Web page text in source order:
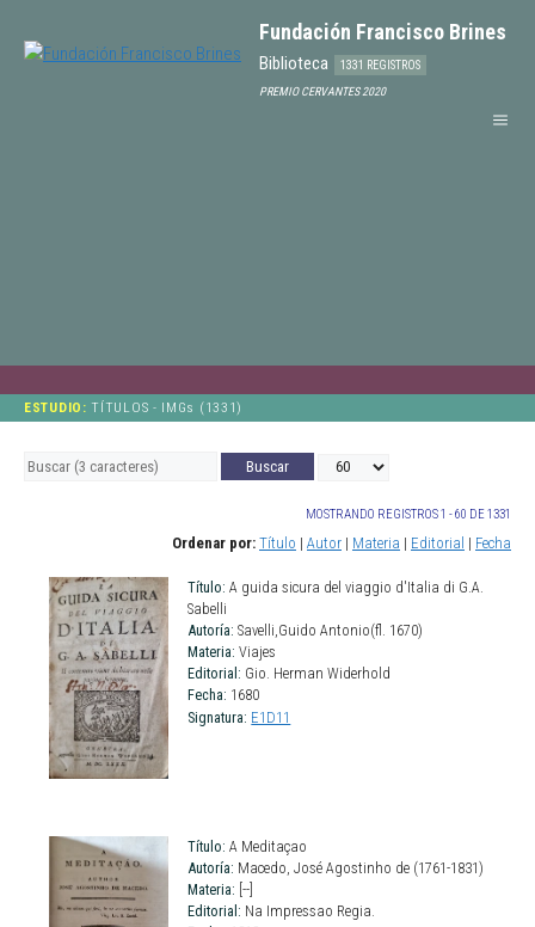
Fundación Francisco Brines
Biblioteca
1331 REGISTROS
PREMIO CERVANTES 2020
ESTUDIO: TÍTULOS - IMGs (1331)
MOSTRANDO REGISTROS 1 - 60 DE 1331
Ordenar por: Título | Autor | Materia | Editorial | Fecha
Título: A guida sicura del viaggio d'Italia di G.A.
Sabelli
Autoría: Savelli,Guido Antonio(fl. 1670)
Materia: Viajes
Editorial: Gio. Herman Widerhold
Fecha: 1680
Signatura: E1D11
Título: A Meditaçao
Autoría: Macedo, José Agostinho de (1761-1831)
Materia: [--]
Editorial: Na Impressao Regia.